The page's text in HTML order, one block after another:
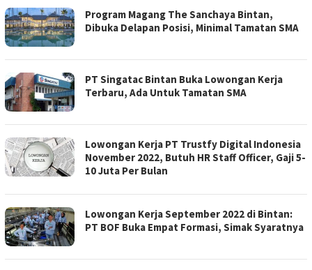
Program Magang The Sanchaya Bintan,
Dibuka Delapan Posisi, Minimal Tamatan SMA
PT Singatac Bintan Buka Lowongan Kerja
Terbaru, Ada Untuk Tamatan SMA
Lowongan Kerja PT Trustfy Digital Indonesia
November 2022, Butuh HR Staff Officer, Gaji 5-
10 Juta Per Bulan
Lowongan Kerja September 2022 di Bintan:
PT BOF Buka Empat Formasi, Simak Syaratnya